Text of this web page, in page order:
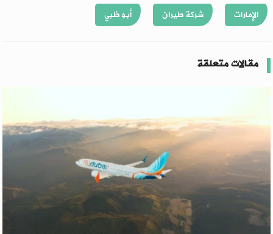
الإمارات
شركة طيران أبو ظبي
مقالات متعلقة